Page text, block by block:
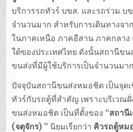
บริการรถทัวร์ บขส. และรถร่วม บ
จำนวนมาก สำหรับการเดินทางจา
ในภาคเหนือ ภาคอีสาน ภาคกลาง
ใต้ของประเทศไทย ดังนั้นสถานีข
ขนส่งที่มีผู้ใช้บริการเป็นจำนวนมาก
ปัจจุบันสถานีขนส่งหมอชิต เป็นจุด
ทัวร์กับรถตู้ที่สำคัญ เพราะบริเวณ
ขนส่งหมอชิต เป็นที่ตั้งของ “สถานี
(จตุจักร) ” นิยมเรียกว่า คิวรถตู้หม